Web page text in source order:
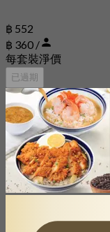
฿ 552
฿ 360 /
每套裝淨價
已過期